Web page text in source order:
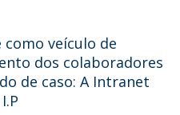
como veículo de
dos colaboradores
de caso: A Intranet